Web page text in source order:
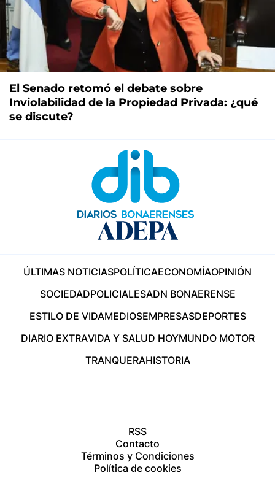
El Senado retomó el debate sobre
Inviolabilidad de la Propiedad Privada: ¿qué
se discute?
ÚLTIMAS NOTICIASPOLÍTICAECONOMÍAOPINIÓN
SOCIEDADPOLICIALESADN BONAERENSE
ESTILO DE VIDAMEDIOSEMPRESASDEPORTES
DIARIO EXTRAVIDA Y SALUD HOYMUNDO MOTOR
TRANQUERAHISTORIA
RSS
Contacto
Términos y Condiciones
Política de cookies